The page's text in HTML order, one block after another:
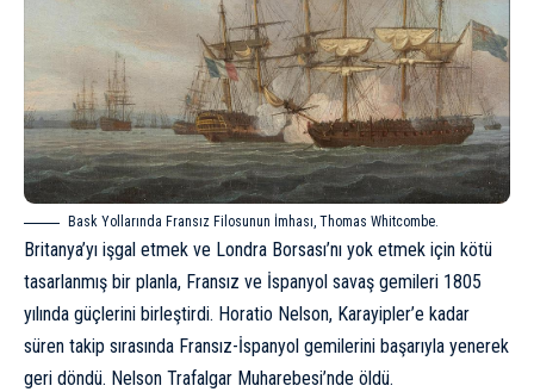
Bask Yollarında Fransız Filosunun İmhası, Thomas Whitcombe.
Britanya’yı işgal etmek ve Londra Borsası’nı yok etmek için kötü
tasarlanmış bir planla, Fransız ve İspanyol savaş gemileri 1805
yılında güçlerini birleştirdi. Horatio Nelson, Karayipler’e kadar
süren takip sırasında Fransız-İspanyol gemilerini başarıyla yenerek
geri döndü. Nelson Trafalgar Muharebesi’nde öldü.